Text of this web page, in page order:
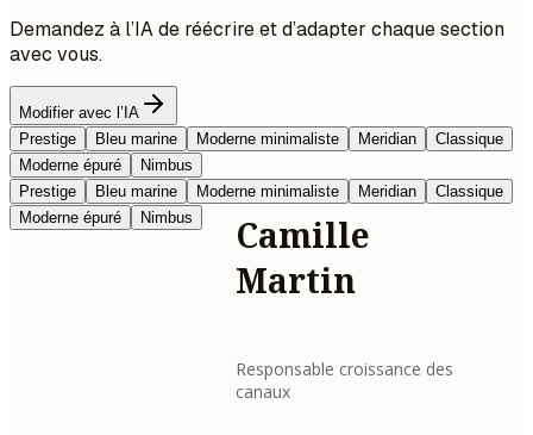
Demandez à l’IA de réécrire et d’adapter chaque section
avec vous.
Modifier avec l’IA
Prestige
Bleu marine Moderne minimaliste Meridian
Classique
Moderne épuré
Nimbus
Prestige
Bleu marine Moderne minimaliste Meridian
Classique
Moderne épuré
Nimbus
Camille
Martin
Responsable croissance des
canaux